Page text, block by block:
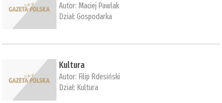
Autor: Maciej Pawlak
Dział:Gospodarka
Kultura
Autor: Filip Rdesiński
Dział: Kultura